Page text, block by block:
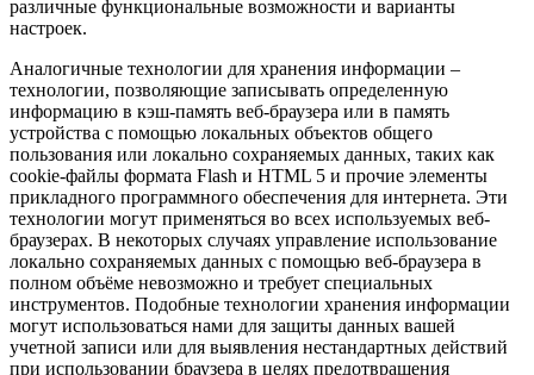
различные функциональные возможности и варианты
настроек.
Аналогичные технологии для хранения информации –
технологии, позволяющие записывать определенную
информацию в кэш-память веб-браузера или в память
устройства с помощью локальных объектов общего
пользования или локально сохраняемых данных, таких как
cookie-файлы формата Flash и HTML 5 и прочие элементы
прикладного программного обеспечения для интернета. Эти
технологии могут применяться во всех используемых веб-
браузерах. В некоторых случаях управление использование
локально сохраняемых данных с помощью веб-браузера в
полном объёме невозможно и требует специальных
инструментов. Подобные технологии хранения информации
могут использоваться нами для защиты данных вашей
учетной записи или для выявления нестандартных действий
при использовании браузера в целях предотвращения